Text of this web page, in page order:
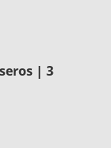
| 3